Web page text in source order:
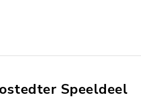
Speeldeel